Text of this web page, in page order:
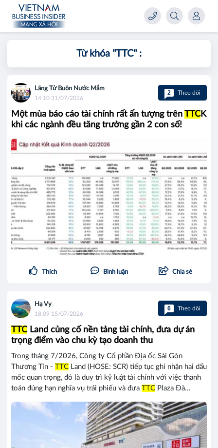
Từ khóa "TTC" :
Lãng Tử Buôn Nước Mắm
14:10 31/07/2026
2 Theo dõi
Một mùa báo cáo tài chính rất ấn tượng trên TTCK
khi các ngành đều tăng trưởng gần 2 con số!
Thích Bình luận Chia sẻ
Hạ Vy
18:09 15/07/2026
6 Theo dõi
TTCLand củng cố nền tảng tài chính, đưa dự án
trọng điểm vào chu kỳ tạo doanh thu
Trong tháng 7/2026, Công ty Cổ phần Địa ốc Sài Gòn
Thương Tín - TTC Land (HOSE: SCR) tiếp tục ghi nhận hai dấu
mốc quan trọng, đó là duy trì kỷ luật tài chính với việc thanh
toán đúng hạn nghĩa vụ trái phiếu và đưa TTC Plaza Đà...